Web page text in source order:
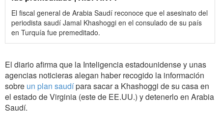
El fiscal general de Arabia Saudí reconoce que el asesinato del
periodista saudí Jamal Khashoggi en el consulado de su país
en Turquía fue premeditado.
El diario afirma que la Inteligencia estadounidense y unas
agencias noticieras alegan haber recogido la información
sobre un plan saudípara sacar a Khashoggi de su casa en
el estado de Virginia (este de EE.UU.) y detenerlo en Arabia
Saudí.